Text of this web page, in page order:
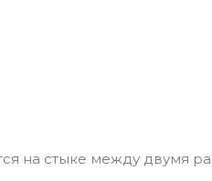
на стыке между двумя